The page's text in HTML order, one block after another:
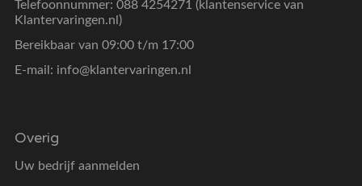
Telefoonnummer: 088 4254271 (klantenservice van
Klantervaringen.nl)
Bereikbaar van 09:00 t/m 17:00
E-mail: info@klantervaringen.nl
Overig
Uw bedrijf aanmelden